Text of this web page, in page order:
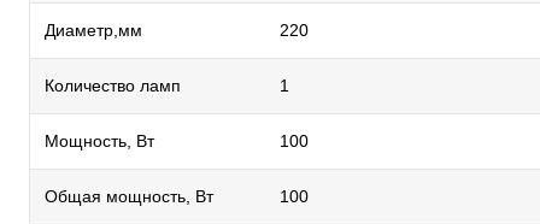
Диаметр,мм 220
Количество ламп 1
Мощность, Вт 100
Общая мощность, Вт 100